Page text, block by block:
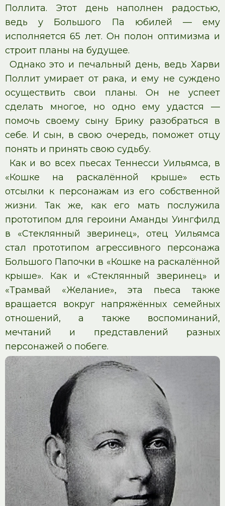
Поллита. Этот день наполнен радостью,
ведь у Большого Па юбилей — ему
исполняется 65 лет. Он полон оптимизма и
строит планы на будущее.
Однако это и печальный день, ведь Харви
Поллит умирает от рака, и ему не суждено
осуществить свои планы. Он не успеет
сделать многое, но одно ему удастся —
помочь своему сыну Брику разобраться в
себе. И сын, в свою очередь, поможет отцу
понять и принять свою судьбу.
Как и во всех пьесах Теннесси Уильямса, в
«Кошке на раскалённой крыше» есть
отсылки к персонажам из его собственной
жизни. Так же, как его мать послужила
прототипом для героини Аманды Уингфилд
в «Стеклянный зверинец», отец Уильямса
стал прототипом агрессивного персонажа
Большого Папочки в «Кошке на раскалённой
крыше». Как и «Стеклянный зверинец» и
«Трамвай «Желание», эта пьеса также
вращается вокруг напряжённых семейных
отношений, а также воспоминаний,
мечтаний и представлений разных
персонажей о побеге.